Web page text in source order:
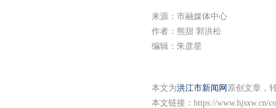
来源：市融媒体中心
作者：熊甜 郭洪松
编辑：朱彦星
本文为洪江市新闻网 原创文章，
本文链接： https://www.hjsxw.cn/